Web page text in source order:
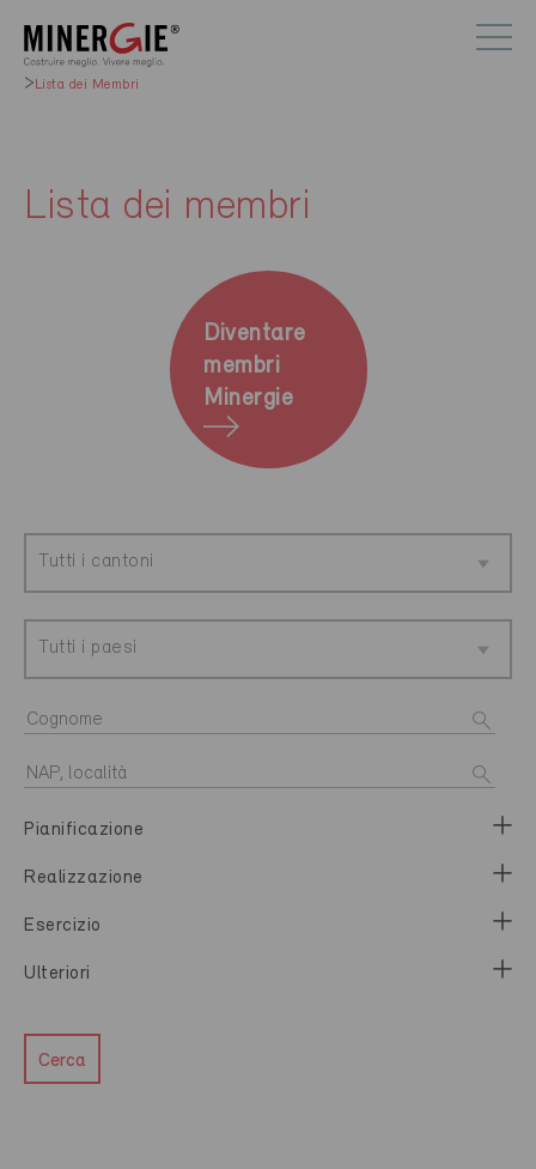
Lista dei Membri
Lista dei membri
Diventare
membri
Minergie
Tutti i cantoni
Tutti i paesi
Pianificazione
Realizzazione
Esercizio
Ulteriori
Cerca